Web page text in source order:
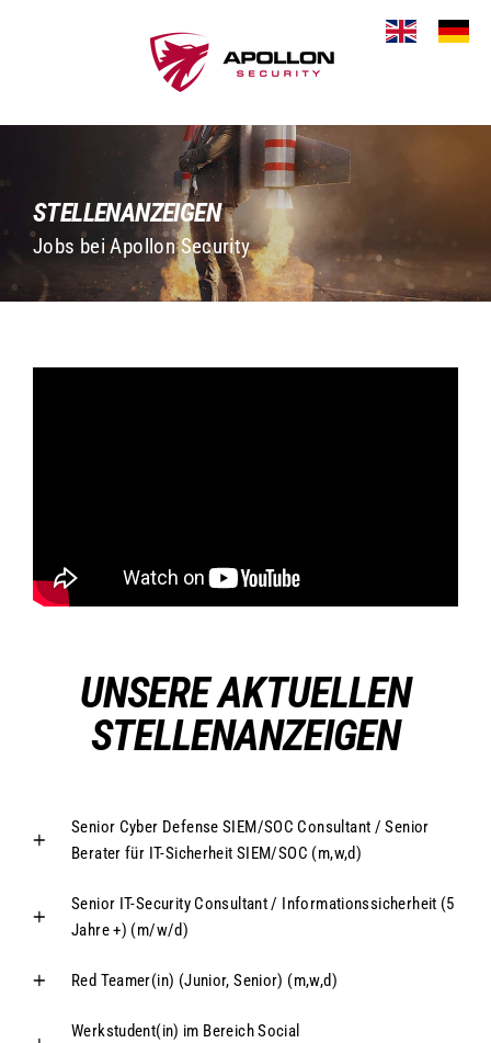
STELLENANZEIGEN
Jobs bei Apollon Security
UNSERE AKTUELLEN
STELLENANZEIGEN
Senior Cyber Defense SIEM/SOC Consultant / Senior
Berater für IT-Sicherheit SIEM/SOC (m,w,d)
Senior IT-Security Consultant / Informationssicherheit (5
Jahre +) (m/w/d)
Red Teamer(in) (Junior, Senior) (m,w,d)
Werkstudent(in) im Bereich Social